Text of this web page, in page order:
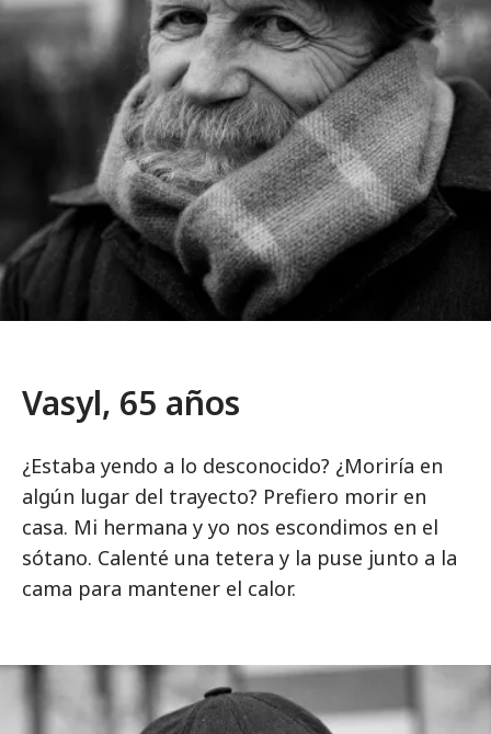
Vasyl, 65 años
¿Estaba yendo a lo desconocido? ¿Moriría en
algún lugar del trayecto? Prefiero morir en
casa. Mi hermana y yo nos escondimos en el
sótano. Calenté una tetera y la puse junto a la
cama para mantener el calor.